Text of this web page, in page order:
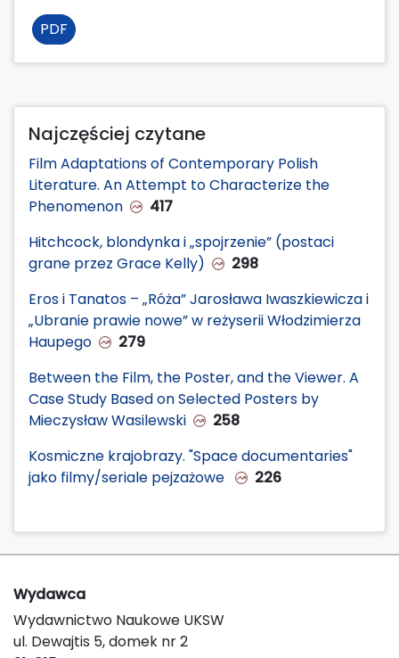
PDF
Najczęściej czytane
Film Adaptations of Contemporary Polish
Literature. An Attempt to Characterize the
Phenomenon
417
Hitchcock, blondynka i „spojrzenie” (postaci
grane przez Grace Kelly)
298
Eros i Tanatos – „Róża” Jarosława Iwaszkiewicza i
„Ubranie prawie nowe” w reżyserii Włodzimierza
Haupego
279
Between the Film, the Poster, and the Viewer. A
Case Study Based on Selected Posters by
Mieczysław Wasilewski
258
Kosmiczne krajobrazy. "Space documentaries"
jako filmy/seriale pejzażowe
226
Wydawca
Wydawnictwo Naukowe UKSW
ul. Dewajtis 5, domek nr 2